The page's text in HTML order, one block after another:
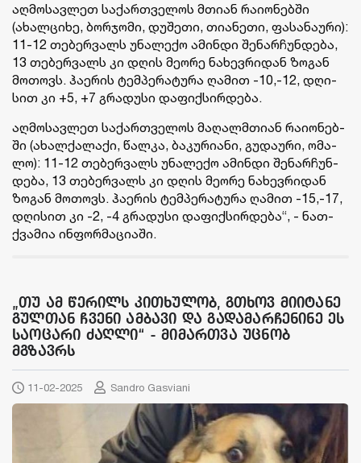
აღ­მო­სავ­ლეთ სა­ქარ­თვე­ლოს მთი­ან რა­ი­ო­ნებ­ში
(ახალ­ცი­ხე, ბორ­ჯო­მი, დუ­შე­თი, თი­ა­ნე­თი, ფა­სა­ნა­უ­რი):
11-12 თე­ბერ­ვალს უნა­ლე­ქო ამინ­დი შე­ნარ­ჩუნ­დე­ბა,
13 თე­ბერ­ვალს კი დღის მე­ო­რე ნა­ხევ­რი­დან ზო­გან
მო­თოვს. ჰა­ე­რის ტემ­პე­რა­ტუ­რა ღა­მით -10,-12, დღი­
სით კი +5, +7 გრა­დუ­სი და­ფიქ­სირ­დე­ბა.
აღ­მო­სავ­ლეთ სა­ქარ­თვე­ლოს მა­ღალმთი­ან რა­ი­ო­ნებ­
ში (ახალ­ქა­ლა­ქი, წალ­კა, ბა­კუ­რი­ა­ნი, გუ­და­უ­რი, ომა­
ლო): 11-12 თე­ბერ­ვალს უნა­ლე­ქო ამინ­დი შე­ნარ­ჩუნ­
დე­ბა, 13 თე­ბერ­ვალს კი დღის მე­ო­რე ნა­ხევ­რი­დან
ზო­გან მო­თოვს. ჰა­ე­რის ტემ­პე­რა­ტუ­რა ღა­მით -15,-17,
დღი­სით კი -2, -4 გრა­დუ­სი და­ფიქ­სირ­დე­ბა“, - ნათ­
ქვა­მია ინ­ფორ­მა­ცი­ა­ში.
„თუ ამ წერილს კითხულობ, გთხოვ მიიტანე
გულთან ჩვენი ამბავი და გადამარჩენინე ეს
საოცარი ძაღლი“ - მიმართვა უცნობ
მგზავრს
11-02-2025 Sandro Gasviani